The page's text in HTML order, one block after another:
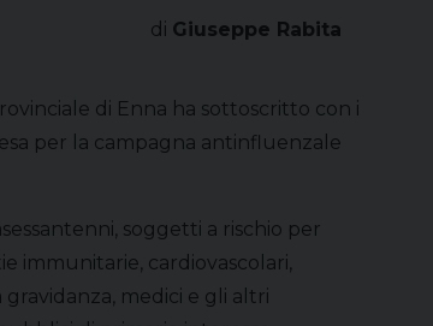
di Giuseppe Rabita
di Enna ha sottoscritto con i
per la campagna antinfluenzale
soggetti a rischio per
immunitarie, cardiovascolari,
medici e gli altri